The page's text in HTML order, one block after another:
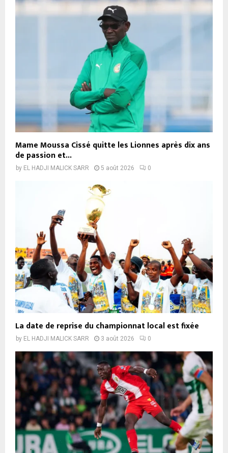
Mame Moussa Cissé quitte les Lionnes après dix ans
de passion et...
by EL HADJI MALICK SARR 5 août 2026 0
La date de reprise du championnat local est fixée
by EL HADJI MALICK SARR 3 août 2026 0